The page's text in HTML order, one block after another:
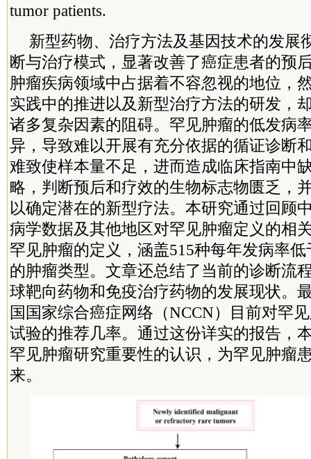
tumor patients.
新型药物、治疗方法及基因技术的发展
断与治疗模式，显著改善了癌症患者的预
肿瘤疾病领域中占据着不容忽视的地位，
实践中的推进以及新型治疗方法的研发，
诸多复杂因素的阻碍。罕见肿瘤的低发病
异，导致难以开展有充分依据的循证诊断
难致使样本量不足，进而造成临床指南中
略，判断预后和疗效的生物标志物匮乏，
以确定潜在的新型疗法。本研究通过回顾
病学数据及其他地区对罕见肿瘤定义的相
罕见肿瘤的定义，涵盖515种每年发病率
的肿瘤类型。文章还总结了当前的诊断流
球靶向药物和免疫治疗药物的发展现状。
国国家综合癌症网络（NCCN）目前对罕
试验的推荐几率。通过这份详实的报告，
罕见肿瘤研究重要性的认识，为罕见肿瘤
来。